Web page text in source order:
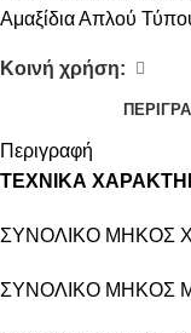
Αμαξίδια Απλού
Κοινή χρήση:
Περιγραφή
ΤΕΧΝΙΚΑ
ΣΥΝΟΛΙΚΟ ΜΗΚΟΣ
ΣΥΝΟΛΙΚΟ ΜΗΚΟΣ